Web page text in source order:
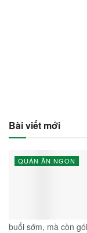
Bài viết mới
QUÁN ĂN NGON
buổi sớm, mà còn